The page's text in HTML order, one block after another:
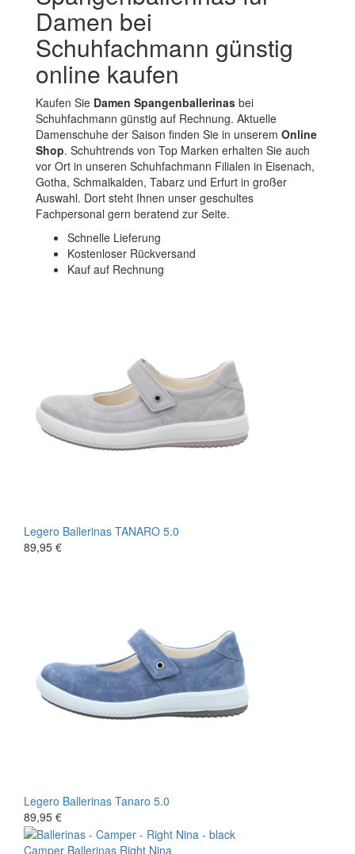
Damen bei
Schuhfachmann günstig
online kaufen
Kaufen Sie Damen Spangenballerinas bei
Schuhfachmann günstig auf Rechnung. Aktuelle
Damenschuhe der Saison finden Sie in unserem Online
Shop. Schuhtrends von Top Marken erhalten Sie auch
vor Ort in unseren Schuhfachmann Filialen in Eisenach,
Gotha, Schmalkalden, Tabarz und Erfurt in großer
Auswahl. Dort steht Ihnen unser geschultes
Fachpersonal gern beratend zur Seite.
Schnelle Lieferung
Kostenloser Rückversand
Kauf auf Rechnung
Legero Ballerinas TANARO 5.0
89,95 €
Legero Ballerinas Tanaro 5.0
89,95 €
Camper Ballerinas Right Nina